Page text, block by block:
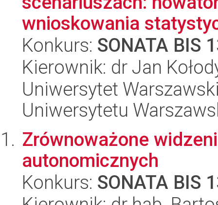
wnioskowania
Konkurs: SONATA BIS
Kierownik: dr Jan
Uniwersytet
Uniwersytetu
Zrównoważone
autonomicznych
Konkurs: SONATA BIS